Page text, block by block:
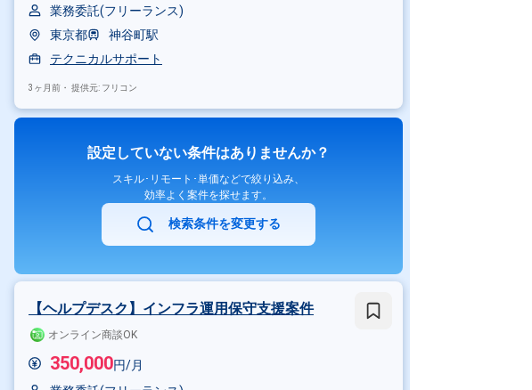
業務委託(フリーランス)
東京都
神谷町駅
テクニカルサポート
3ヶ月前・ 提供元: フリコン
設定していない条件はありませんか？
スキル･リモート･単価などで絞り込み、
効率よく案件を探せます。
検索条件を変更する
【ヘルプデスク】インフラ運用保守支援案件
オンライン商談OK
350,000円/月